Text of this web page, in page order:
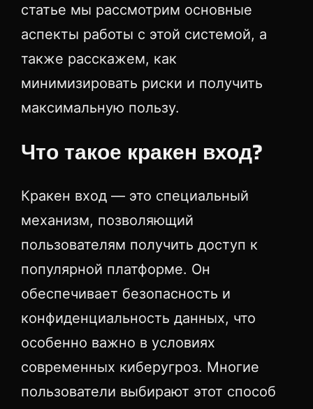
статье мы рассмотрим основные
аспекты работы с этой системой, а
также расскажем, как
минимизировать риски и получить
максимальную пользу.
Что такое кракен вход?
Кракен вход — это специальный
механизм, позволяющий
пользователям получить доступ к
популярной платформе. Он
обеспечивает безопасность и
конфиденциальность данных, что
особенно важно в условиях
современных киберугроз. Многие
пользователи выбирают этот способ